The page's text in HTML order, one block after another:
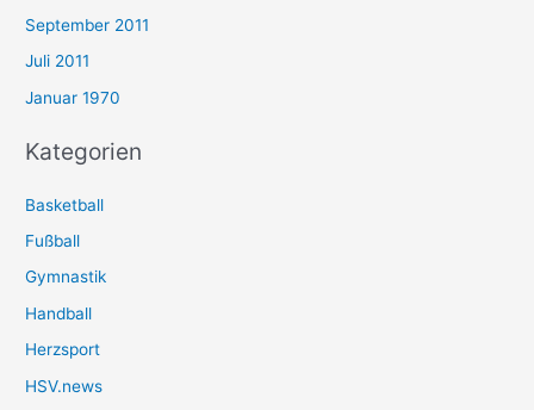
September 2011
Juli 2011
Januar 1970
Kategorien
Basketball
Fußball
Gymnastik
Handball
Herzsport
HSV.news